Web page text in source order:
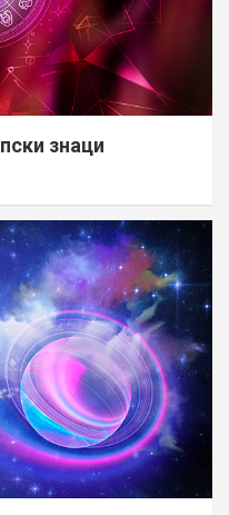
знаци